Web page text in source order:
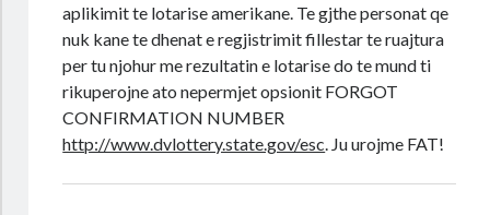
aplikimit te lotarise amerikane. Te gjthe personat qe
nuk kane te dhenat e regjistrimit fillestar te ruajtura
per tu njohur me rezultatin e lotarise do te mund ti
rikuperojne ato nepermjet opsionit FORGOT
CONFIRMATION NUMBER
http://www.dvlottery.state.gov/esc . Ju urojme FAT!